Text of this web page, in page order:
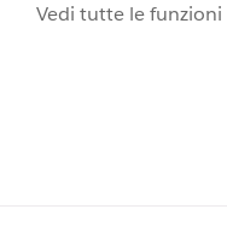
Vedi tutte le funzioni